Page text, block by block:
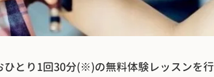
とり1回30分(※)の無料体験レッスンを行